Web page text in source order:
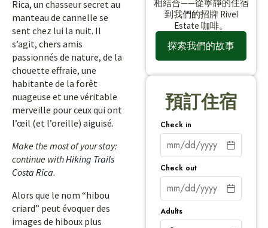
Rica, un chasseur secret au
manteau de cannelle se
sent chez lui la nuit. Il
s’agit, chers amis
passionnés de nature, de la
chouette effraie, une
habitante de la forêt
nuageuse et une véritable
merveille pour ceux qui ont
l’œil (et l’oreille) aiguisé.
Make the most of your stay:
continue withHiking Trails
Costa Rica.
Alors que le nom “hibou
criard” peut évoquer des
images de hiboux plus
相結合——從寧靜的住宿
到我們的招牌 Rivel
Estate 咖啡。
探索我們的故事
預訂住宿
Check in
Check out
Adults